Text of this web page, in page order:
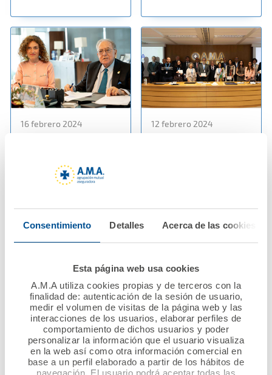
Consentimiento Detalles Acerca de las cookies
Esta página web usa cookies
A.M.A utiliza cookies propias y de terceros con la
finalidad de: autenticación de la sesión de usuario,
medir el volumen de visitas de la página web y las
interacciones de los usuarios, elaborar perfiles de
comportamiento de dichos usuarios y poder
personalizar la información que el usuario visualiza
en la web así como otra información comercial en
base a un perfil elaborado a partir de los hábitos de
navegación. El usuario podrá aceptar todas las
16 febrero 2024
Farmacéuticos de
Castellón renuevan su
Ver noticia
12 febrero 2024
Fundación A.M.A. que
otorgan 60.000 euros
Ver noticia